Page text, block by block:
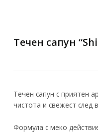
Течен сапун
Течен сапун с приятен
чистота и свежест след
Формула с меко